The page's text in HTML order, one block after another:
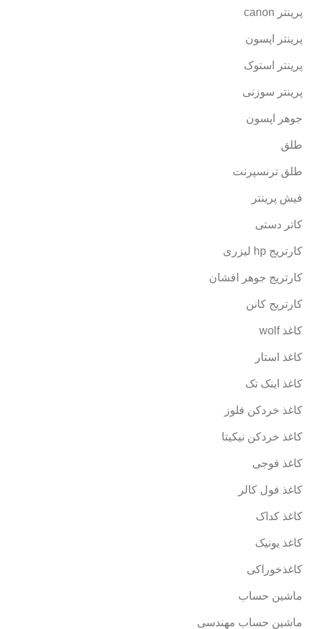
پرینتر canon
پرینتر اپسون
پرینتر استوک
پرینتر سوزنی
جوهر اپسون
طلق
طلق ترنسپرنت
فیش پرینتر
کاتر دستی
کارتریج hp لیزری
کارتریج جوهر افشان
کارتریج کانن
کاغذ wolf
کاغذ استار
کاغذ اینک تک
کاغذ خردکن فلوز
کاغذ خردکن نیکیتا
کاغذ فوجی
کاغذ فول کالر
کاغذ کداک
کاغذ یونیک
کاغذخوراکی
ماشین حساب
ماشین حساب مهندسی